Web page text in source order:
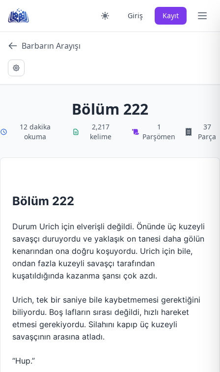
content
Giriş Kayıt Ana
Barbarın Arayışı
Bölüm 222
12 dakika
okuma
2,217
kelime
1
Parşömen
37
Parça
Bölüm 222
Durum Urich için elverişli değildi. Önünde üç kuzeyli
savaşçı duruyordu ve yaklaşık on tanesi daha gölün
kenarından ona doğru koşuyordu. Urich için bile,
ondan fazla kuzeyli savaşçı tarafından
kuşatıldığında kazanma şansı çok azdı.
Urich, tek bir saniye bile kaybetmemesi gerektiğini
biliyordu. Boş lafların sırası değildi, hızlı hareket
etmesi gerekiyordu. Silahını kapıp üç kuzeyli
savaşçının arasına atladı.
“Hup.”